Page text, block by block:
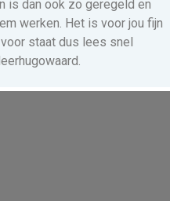
is dan ook zo geregeld en
werken. Het is voor jou fijn
staat dus lees snel